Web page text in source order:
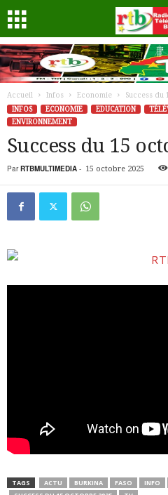
Accueil Infos Economie
Success du
INFOS
ECONOMIE EDUCATION
ENVIRONNEMENT
Success du 15
Par RTBMULTIMEDIA - 15 octobre 2025
TAGS ACTU BURKINA FASO INFO